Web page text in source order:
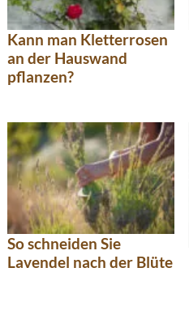
Kann man Kletterrosen
an der Hauswand
pflanzen?
So schneiden Sie
Lavendel nach der Blüte